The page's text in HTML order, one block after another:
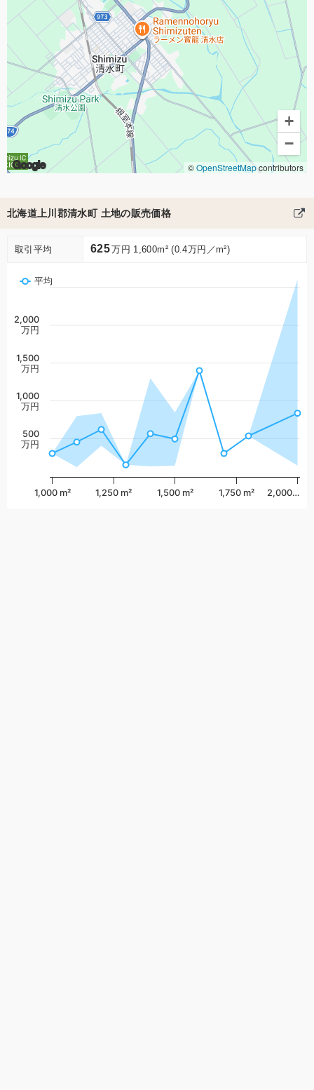
Google
+
−
©OpenStreetMapcontributors
北海道上川郡清水町 土地の販売価格
取引平均 625万円 1,600m² (0.4万円／m²)
平均
1,000 m² 1,250 m² 1,500 m² 1,750 m² 2,000…
500
万円
1,000
万円
1,500
万円
2,000
万円